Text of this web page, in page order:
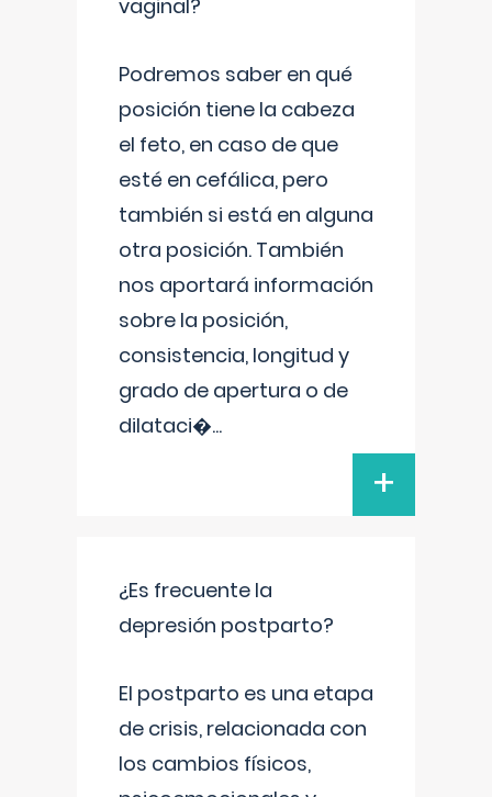
vaginal?
Podremos saber en qué
posición tiene la cabeza
el feto, en caso de que
esté en cefálica, pero
también si está en alguna
otra posición. También
nos aportará información
sobre la posición,
consistencia, longitud y
grado de apertura o de
dilataci�...
+
¿Es frecuente la
depresión postparto?
El postparto es una etapa
de crisis, relacionada con
los cambios físicos,